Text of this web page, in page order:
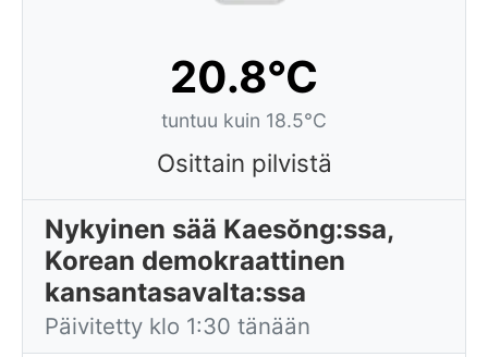
20.8°C
tuntuu kuin 18.5°C
Osittain pilvistä
Nykyinen sää Kaesŏng:ssa,
Korean demokraattinen
kansantasavalta:ssa
Päivitetty klo 1:30 tänään